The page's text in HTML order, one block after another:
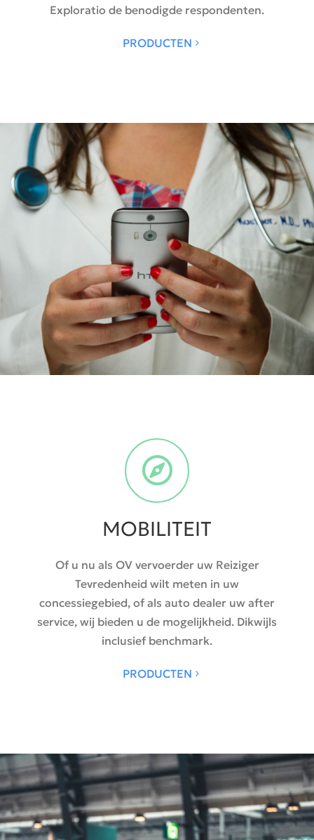
Exploratio de benodigde respondenten.
PRODUCTEN
MOBILITEIT
Of u nu als OV vervoerder uw Reiziger
Tevredenheid wilt meten in uw
concessiegebied, of als auto dealer uw after
service, wij bieden u de mogelijkheid. Dikwijls
inclusief benchmark.
PRODUCTEN